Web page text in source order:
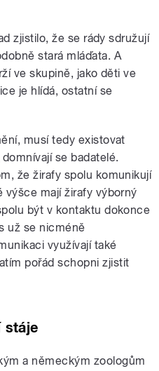
zjistilo, že se rády sdružují
stará mláďata. A
ve skupině, jako děti ve
je hlídá, ostatní se
musí tedy existovat
se badatelé.
že žirafy spolu komunikují
výšce mají žirafy výborný
být v kontaktu dokonce
už se nicméně
využívají také
pořád schopni zjistit
stáje
a německým zoologům